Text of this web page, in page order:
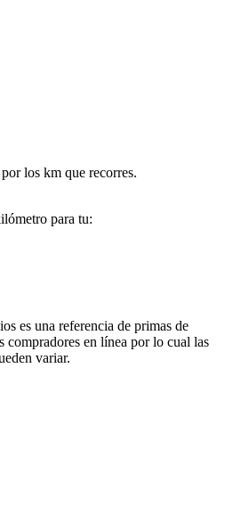
los km que recorres.
para tu:
es una referencia de primas de
compradores en línea por lo cual las
variar.